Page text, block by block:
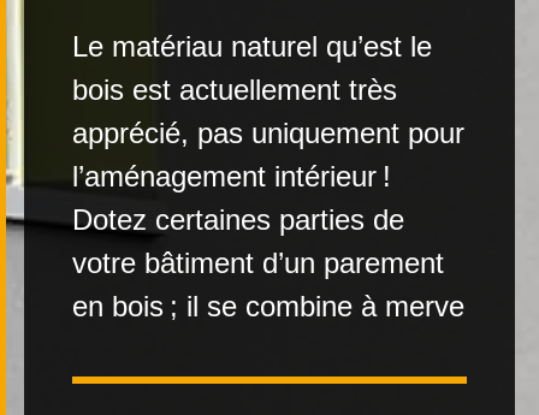
FR | DE
Contact
Le matériau naturel qu’est le
bois est actuellement très
apprécié, pas uniquement pour
l’aménagement intérieur !
Dotez certaines parties de
votre bâtiment d’un parement
en bois ; il se combine à merve